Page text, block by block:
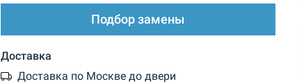
Подбор замены
Доставка
Доставка по Москве до двери